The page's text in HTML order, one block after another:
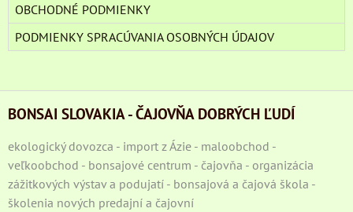
OBCHODNÉ PODMIENKY
PODMIENKY SPRACÚVANIA OSOBNÝCH ÚDAJOV
BONSAI SLOVAKIA - ČAJOVŇA DOBRÝCH ĽUDÍ
ekologický dovozca - import z Ázie - maloobchod -
veľkoobchod - bonsajové centrum - čajovňa - organizácia
zážitkových výstav a podujatí - bonsajová a čajová škola -
školenia nových predajní a čajovní